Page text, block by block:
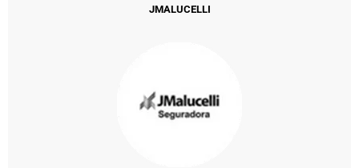
JMALUCELLI